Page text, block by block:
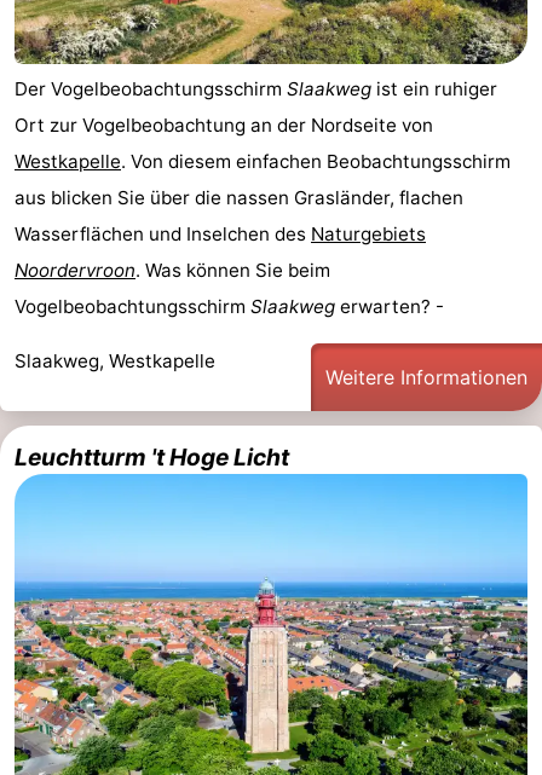
Der Vogelbeobachtungsschirm Slaakweg ist ein ruhiger
Ort zur Vogelbeobachtung an der Nordseite von
Westkapelle. Von diesem einfachen Beobachtungsschirm
aus blicken Sie über die nassen Grasländer, flachen
Wasserflächen und Inselchen des Naturgebiets
Noordervroon. Was können Sie beim
Vogelbeobachtungsschirm Slaakweg erwarten? -
Slaakweg, Westkapelle
Weitere Informationen
Leuchtturm 't Hoge Licht